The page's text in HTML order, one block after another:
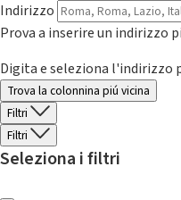
Indirizzo
Prova a inserire un indirizzo
Digita e seleziona l'indirizzo
Trova la colonnina piú vicina
Filtri
Filtri
Seleziona i filtri